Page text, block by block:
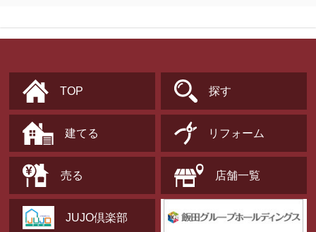
TOP 探す
建てる リフォーム
売る 店舗一覧
JUJO倶楽部